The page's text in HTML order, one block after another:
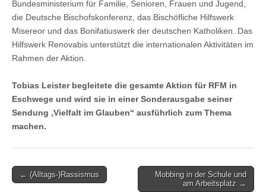
Bundesministerium für Familie, Senioren, Frauen und Jugend,
die Deutsche Bischofskonferenz, das Bischöfliche Hilfswerk
Misereor und das Bonifatiuswerk der deutschen Katholiken. Das
Hilfswerk Renovabis unterstützt die internationalen Aktivitäten im
Rahmen der Aktion.
Tobias Leister begleitete die gesamte Aktion für RFM in
Eschwege und wird sie in einer Sonderausgabe seiner
Sendung ‚Vielfalt im Glauben“ ausführlich zum Thema
machen.
Post← (Alltags-)Rassismus
Mobbing in der Schule und
am Arbeitsplatz →